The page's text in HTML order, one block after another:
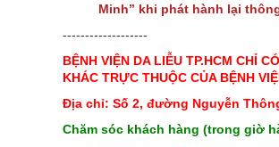
Minh” khi phát hành lại
-------------------
BỆNH VIỆN DA LIỄU TP.HCM CHỈ
KHÁC TRỰC THUỘC CỦA BỆNH
Địa chỉ: Số 2, đường Nguyễn
Chăm sóc khách hàng (trong giờ